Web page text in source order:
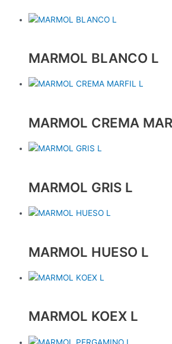
MARMOL BLANCO L
MARMOL CREMA
MARMOL GRIS L
MARMOL HUESO L
MARMOL KOEX L